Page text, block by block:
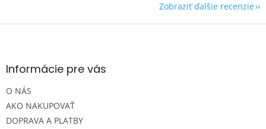
Zobraziť ďalšie recenzie
Z
ä
e
Informácie pre vás
O NÁS
AKO NAKUPOVAŤ
DOPRAVA A PLATBY